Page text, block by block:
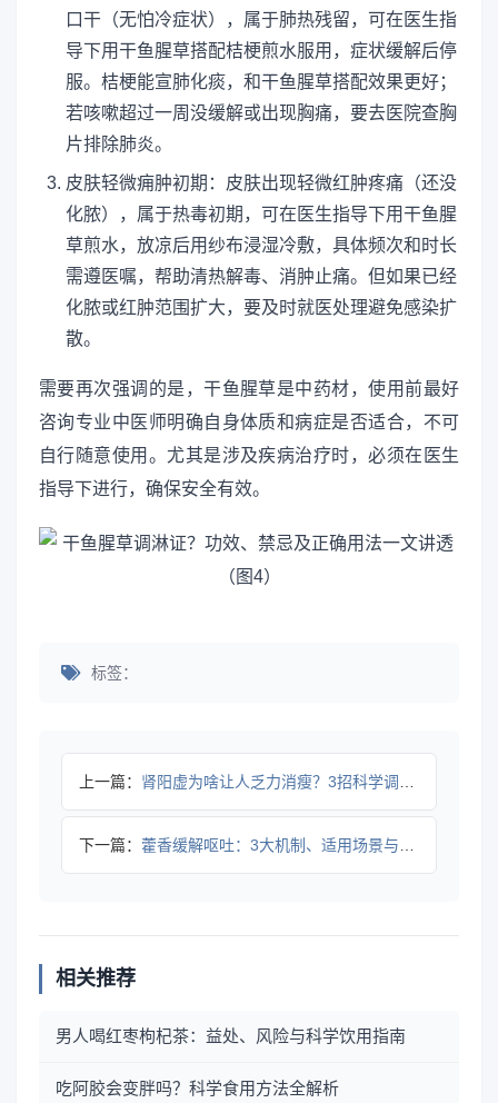
口干（无怕冷症状），属于肺热残留，可在医生指
导下用干鱼腥草搭配桔梗煎水服用，症状缓解后停
服。桔梗能宣肺化痰，和干鱼腥草搭配效果更好；
若咳嗽超过一周没缓解或出现胸痛，要去医院查胸
片排除肺炎。
皮肤轻微痈肿初期：皮肤出现轻微红肿疼痛（还没
化脓），属于热毒初期，可在医生指导下用干鱼腥
草煎水，放凉后用纱布浸湿冷敷，具体频次和时长
需遵医嘱，帮助清热解毒、消肿止痛。但如果已经
化脓或红肿范围扩大，要及时就医处理避免感染扩
散。
需要再次强调的是，干鱼腥草是中药材，使用前最好
咨询专业中医师明确自身体质和病症是否适合，不可
自行随意使用。尤其是涉及疾病治疗时，必须在医生
指导下进行，确保安全有效。
标签：
上一篇： 肾阳虚为啥让人乏力消瘦？3招科学调理不踩坑
下一篇： 藿香缓解呕吐：3大机制、适用场景与避坑指南
相关推荐
男人喝红枣枸杞茶：益处、风险与科学饮用指南
吃阿胶会变胖吗？科学食用方法全解析